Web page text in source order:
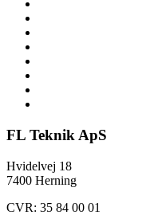
FL Teknik ApS
Hvidelvej 18
7400 Herning
CVR: 35 84 00 01